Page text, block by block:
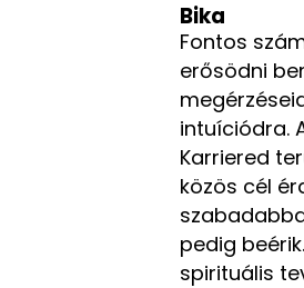
Bika
Fontos
erősödni
intuíciódra.
Karriered
közös cél
pedig
spirituális